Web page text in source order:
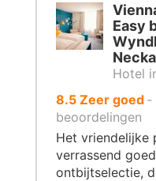
Easy
Hotel
8.5uit
10
,
Zeer goed ‐
beoordelingen
Het vriendelijke
verrassend
ontbijtselectie,